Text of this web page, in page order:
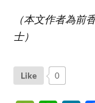
（本文作者為前
士）
Like 0